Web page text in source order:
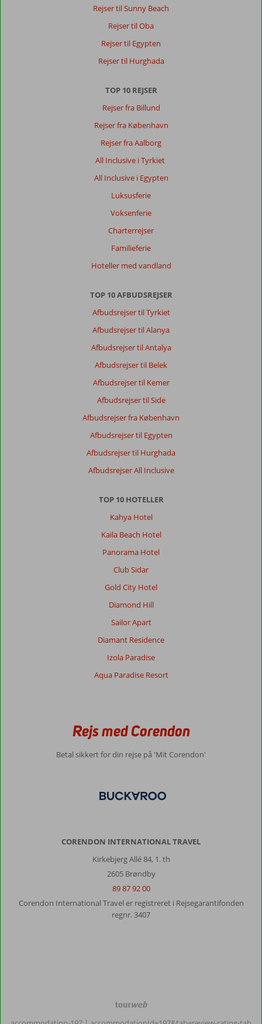
Rejser til Sunny Beach
Rejser til Oba
Rejser til Egypten
Rejser til Hurghada
TOP 10 REJSER
Rejser fra Billund
Rejser fra København
Rejser fra Aalborg
All Inclusive i Tyrkiet
All Inclusive i Egypten
Luksusferie
Voksenferie
Charterrejser
Familieferie
Hoteller med vandland
TOP 10 AFBUDSREJSER
Afbudsrejser til Tyrkiet
Afbudsrejser til Alanya
Afbudsrejser til Antalya
Afbudsrejser til Belek
Afbudsrejser til Kemer
Afbudsrejser til Side
Afbudsrejser fra København
Afbudsrejser til Egypten
Afbudsrejser til Hurghada
Afbudsrejser All Inclusive
TOP 10 HOTELLER
Kahya Hotel
Kaila Beach Hotel
Panorama Hotel
Club Sidar
Gold City Hotel
Diamond Hill
Sailor Apart
Diamant Residence
Izola Paradise
Aqua Paradise Resort
Rejs med Corendon
Betal sikkert for din rejse på 'Mit Corendon'
CORENDON INTERNATIONAL TRAVEL
Kirkebjerg Allé 84, 1. th
2605 Brøndby
89 87 92 00
Corendon International Travel er registreret i Rejsegarantifonden
regnr. 3407
TourWeb
©